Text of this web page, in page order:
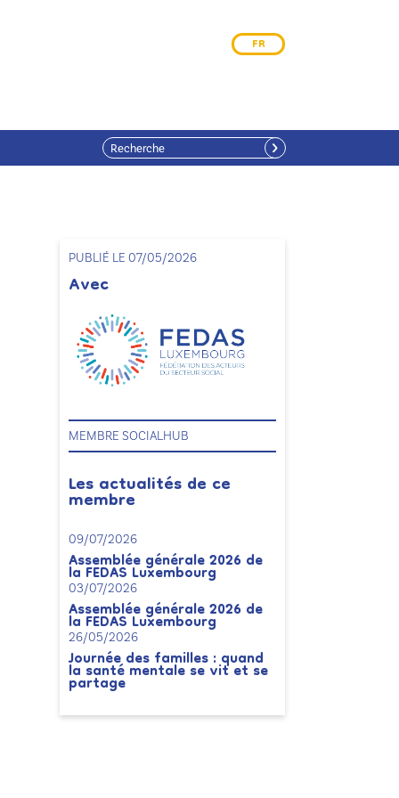
FR
PUBLIÉ LE 07/05/2026
Avec
MEMBRE SOCIALHUB
Les actualités de ce
membre
09/07/2026
Assemblée générale 2026 de
la FEDAS Luxembourg
03/07/2026
Assemblée générale 2026 de
la FEDAS Luxembourg
26/05/2026
Journée des familles : quand
la santé mentale se vit et se
partage